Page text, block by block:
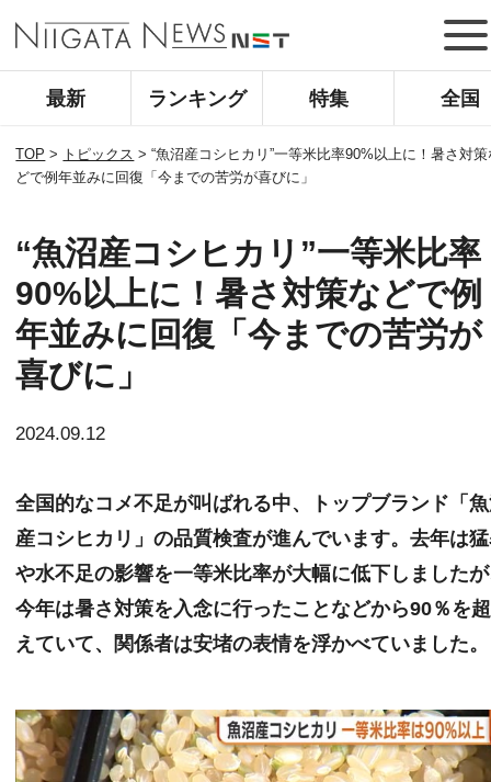
最新 ランキング 特集 全国
TOP > トピックス >“魚沼産コシヒカリ”一等米比率90%以上に！暑さ対策
どで例年並みに回復「今までの苦労が喜びに」
“魚沼産コシヒカリ”一等米比率
90%以上に！暑さ対策などで例
年並みに回復「今までの苦労が
喜びに」
2024.09.12
全国的なコメ不足が叫ばれる中、トップブランド「
産コシヒカリ」の品質検査が進んでいます。去年は
や水不足の影響を一等米比率が大幅に低下しました
今年は暑さ対策を入念に行ったことなどから90％を超
えていて、関係者は安堵の表情を浮かべていました。